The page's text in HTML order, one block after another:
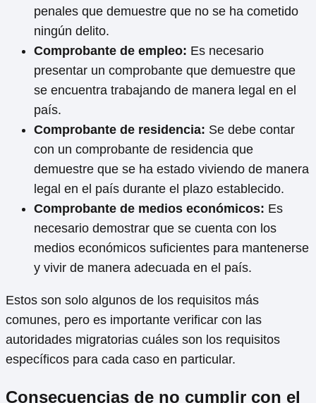
penales que demuestre que no se ha cometido
ningún delito.
Comprobante de empleo: Es necesario
presentar un comprobante que demuestre que
se encuentra trabajando de manera legal en el
país.
Comprobante de residencia: Se debe contar
con un comprobante de residencia que
demuestre que se ha estado viviendo de manera
legal en el país durante el plazo establecido.
Comprobante de medios económicos: Es
necesario demostrar que se cuenta con los
medios económicos suficientes para mantenerse
y vivir de manera adecuada en el país.
Estos son solo algunos de los requisitos más
comunes, pero es importante verificar con las
autoridades migratorias cuáles son los requisitos
específicos para cada caso en particular.
Consecuencias de no cumplir con el